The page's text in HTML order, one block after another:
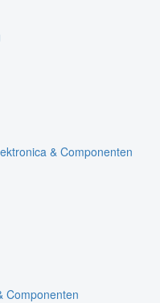
& Componenten
Componenten